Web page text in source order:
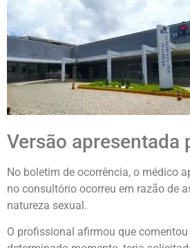
Versão apresentada
No boletim de ocorrência, o médico
no consultório ocorreu em razão de
natureza sexual.
O profissional afirmou que